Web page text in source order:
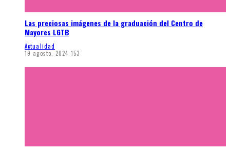
Las preciosas imágenes de la graduación del Centro de
Mayores LGTB
Actualidad
19 agosto, 2024 153